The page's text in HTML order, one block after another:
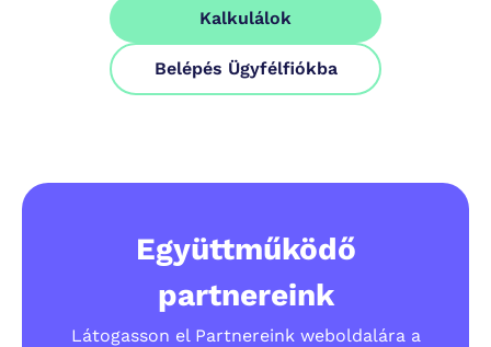
Kalkulálok
Belépés Ügyfélfiókba
Együttműködő
partnereink
Látogasson el Partnereink weboldalára a